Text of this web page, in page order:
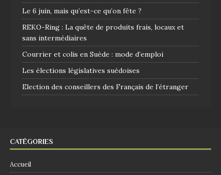
Le 6 juin, mais qu’est-ce qu’on fête ?
REKO-Ring : La quête de produits frais, locaux et
sans intermédiaires
Courrier et colis en Suède : mode d’emploi
Les élections législatives suédoises
Election des conseillers des Français de l’étranger
CATÉGORIES
Accueil